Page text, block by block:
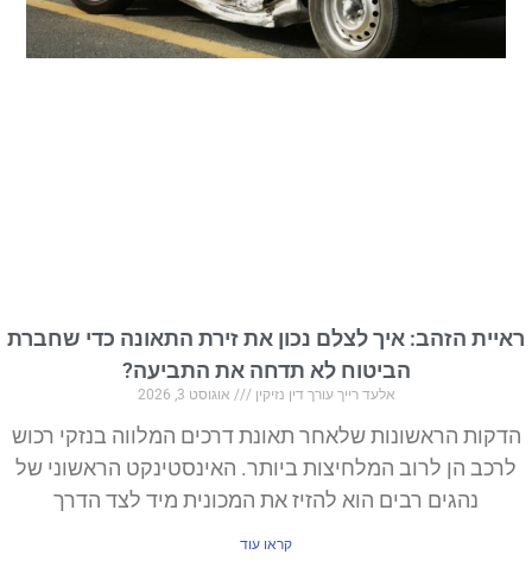
ראיית הזהב: איך לצלם נכון את זירת התאונה כדי שחברת
הביטוח לא תדחה את התביעה?
אלעד רייך עורך דין נזיקין אוגוסט 3, 2026
הדקות הראשונות שלאחר תאונת דרכים המלווה בנזקי רכוש
לרכב הן לרוב המלחיצות ביותר. האינסטינקט הראשוני של
נהגים רבים הוא להזיז את המכונית מיד לצד הדרך
קראו עוד